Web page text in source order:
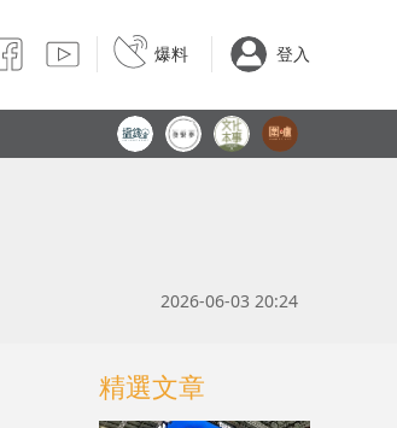
爆料 登入
2026-06-03 20:24
精選文章